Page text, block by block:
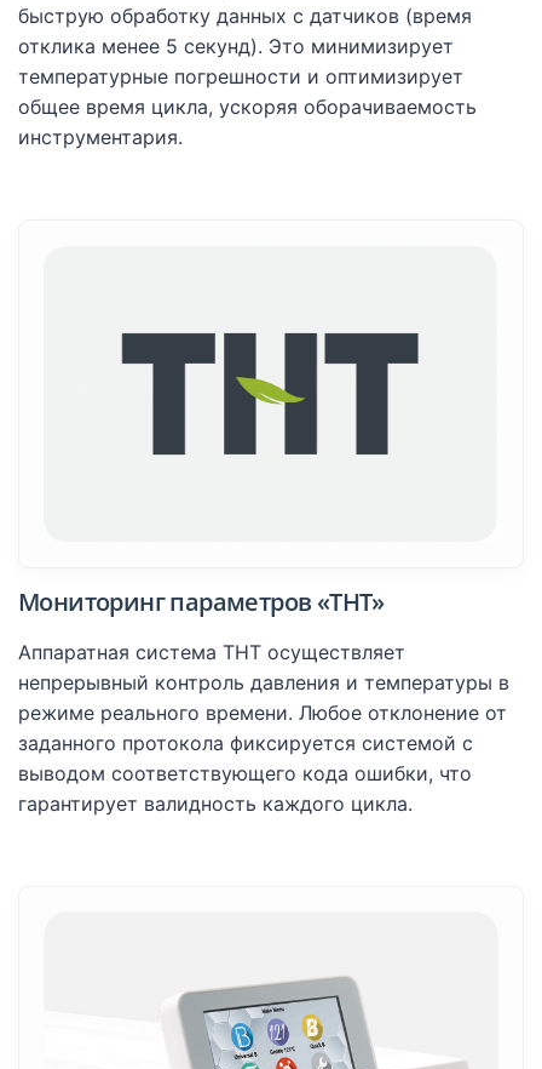
быструю обработку данных с датчиков (время
отклика менее 5 секунд). Это минимизирует
температурные погрешности и оптимизирует
общее время цикла, ускоряя оборачиваемость
инструментария.
Мониторинг параметров «THT»
Аппаратная система THT осуществляет
непрерывный контроль давления и температуры в
режиме реального времени. Любое отклонение от
заданного протокола фиксируется системой с
выводом соответствующего кода ошибки, что
гарантирует валидность каждого цикла.